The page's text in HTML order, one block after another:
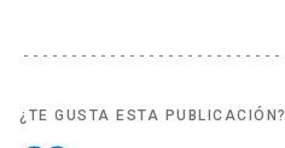
¿TE GUSTA ESTA PUBLICACIÓN?